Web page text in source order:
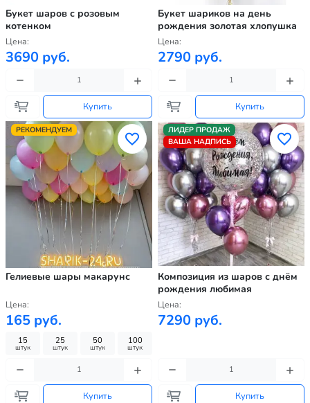
Букет шаров с розовым
котенком
Цена:
3690 руб.
Купить
Букет шариков на день
рождения золотая хлопушка
Цена:
2790 руб.
Купить
РЕКОМЕНДУЕМ
Гелиевые шары макарунс
Цена:
165 руб.
15
штук
25
штук
50
штук
100
штук
Купить
ЛИДЕР ПРОДАЖ
ВАША НАДПИСЬ
Композиция из шаров с днём
рождения любимая
Цена:
7290 руб.
Купить